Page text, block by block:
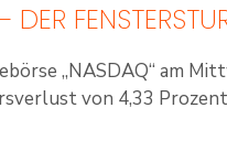
„NASDAQ“ am
von 4,33